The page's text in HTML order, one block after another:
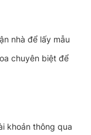
nhà để lấy mẫu
chuyên biệt để
khoản thông qua